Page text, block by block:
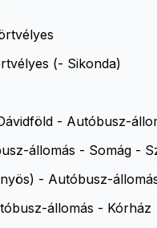
(- Sikonda)
- Autóbusz-
állomás - Somág -
- Autóbusz-
állomás - Kórház